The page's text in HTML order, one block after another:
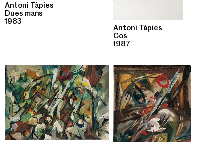
Antoni Tàpies
Dues mans
1983
Antoni Tàpies
Cos
1987